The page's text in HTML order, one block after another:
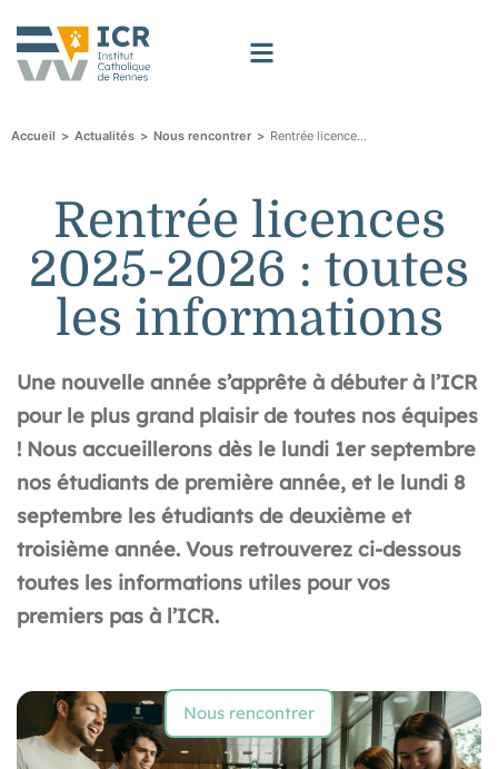
Accueil > Actualités > Nous rencontrer > Rentrée licences 2025-2026 : toutes les informations
Rentrée licences
2025-2026 : toutes
les informations
Une nouvelle année s’apprête à débuter à l’ICR
pour le plus grand plaisir de toutes nos équipes
! Nous accueillerons dès le lundi 1er septembre
nos étudiants de première année, et le lundi 8
septembre les étudiants de deuxième et
troisième année. Vous retrouverez ci-dessous
toutes les informations utiles pour vos
premiers pas à l’ICR.
Nous rencontrer